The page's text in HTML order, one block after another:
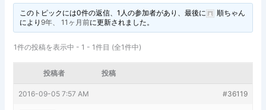
このトピックには0件の返信、1人の参加者があり、最後に
順ちゃん
により 9年、 11ヶ月前に更新されました。
1件の投稿を表示中 - 1 - 1件目 (全1件中)
投稿者 投稿
2016-09-05 7:57 AM #36119